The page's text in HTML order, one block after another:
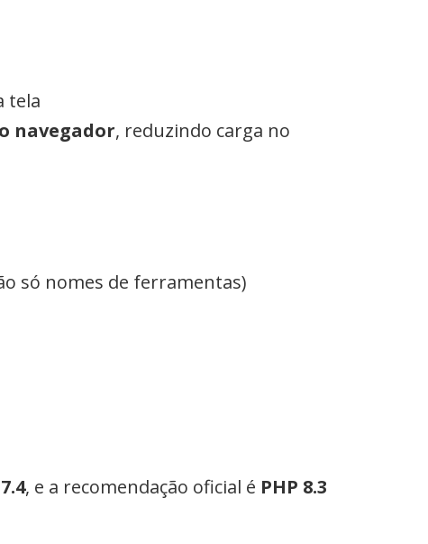
tela
navegador, reduzindo carga no
só nomes de ferramentas)
, e a recomendação oficial é PHP 8.3